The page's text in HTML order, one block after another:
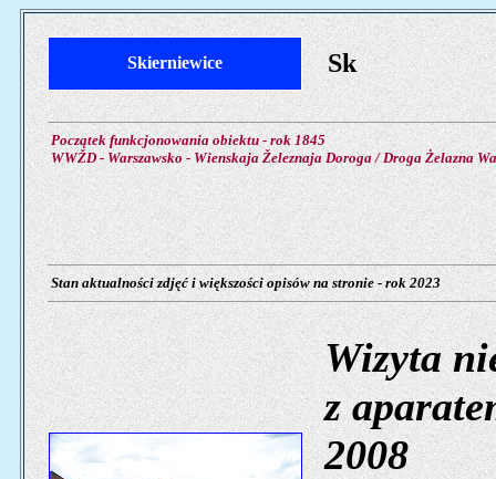
Skierniewice Sk
Początek funkcjonowania obiektu - rok 1845
WWŽD - Warszawsko - Wienskaja Železnaja Doroga / Droga Żelazna
Stan aktualności zdjęć i większości opisów na stronie - rok 2023
Wizyta
z
2008